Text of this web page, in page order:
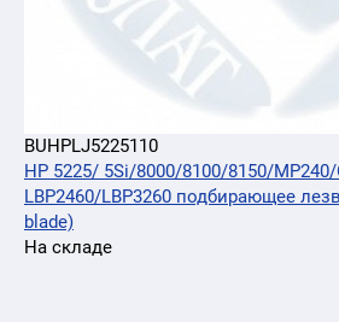
BUHPLJ5225110
HP 5225/ 5Si/8000/8100/8150/
LBP2460/LBP3260 подбирающее
blade)
На складе